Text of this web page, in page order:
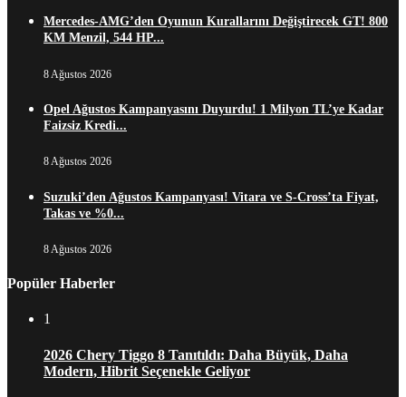
Mercedes-AMG’den Oyunun Kurallarını Değiştirecek GT! 800
KM Menzil, 544 HP...
8 Ağustos 2026
Opel Ağustos Kampanyasını Duyurdu! 1 Milyon TL’ye Kadar
Faizsiz Kredi...
8 Ağustos 2026
Suzuki’den Ağustos Kampanyası! Vitara ve S-Cross’ta Fiyat,
Takas ve %0...
8 Ağustos 2026
Popüler Haberler
1
2026 Chery Tiggo 8 Tanıtıldı: Daha Büyük, Daha
Modern, Hibrit Seçenekle Geliyor